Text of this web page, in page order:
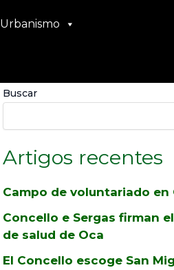
Urbanismo
Buscar
Artigos recentes
Campo de voluntariado en
Concello e Sergas firman
de salud de Oca
El Concello escoge San